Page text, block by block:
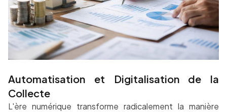
Automatisation et Digitalisation de la
Collecte
L'ère numérique transforme radicalement la manière